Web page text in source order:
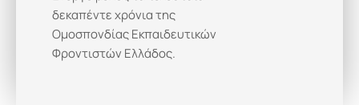
δεκαπέντε χρόνια της
Ομοσπονδίας Εκπαιδευτικών
Φροντιστών Ελλάδος.